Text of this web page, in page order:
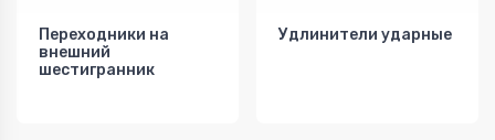
Переходники на
внешний
шестигранник
Удлинители ударные